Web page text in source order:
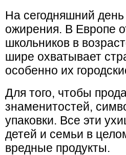
На сегодняшний
ожирения. В Европе
школьников в
шире охватывает
особенно их
Для того, чтобы
знаменитостей,
упаковки. Все эти
детей и семьи в
вредные продукты.